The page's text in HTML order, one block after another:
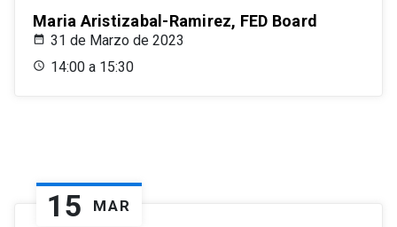
Maria Aristizabal-Ramirez, FED Board
31 de Marzo de 2023
14:00 a 15:30
15 MAR